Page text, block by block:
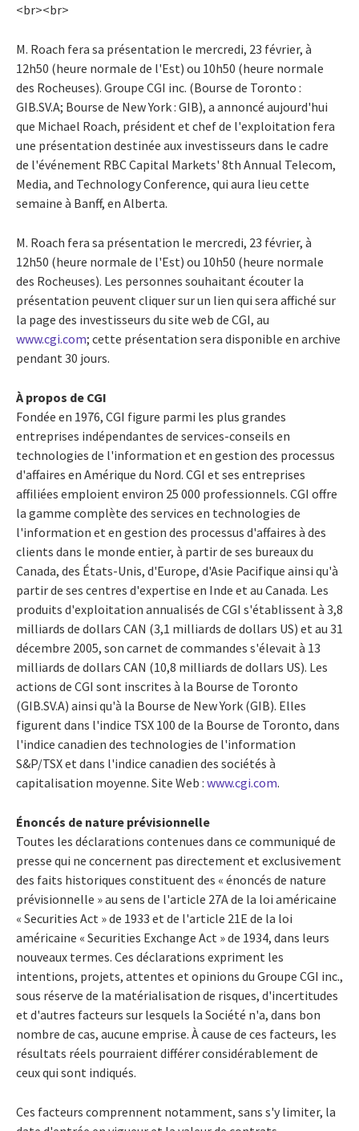
<br><br>
M. Roach fera sa présentation le mercredi, 23 février, à
12h50 (heure normale de l'Est) ou 10h50 (heure normale
des Rocheuses). Groupe CGI inc. (Bourse de Toronto :
GIB.SV.A; Bourse de New York : GIB), a annoncé aujourd'hui
que Michael Roach, président et chef de l'exploitation fera
une présentation destinée aux investisseurs dans le cadre
de l'événement RBC Capital Markets' 8th Annual Telecom,
Media, and Technology Conference, qui aura lieu cette
semaine à Banff, en Alberta.
M. Roach fera sa présentation le mercredi, 23 février, à
12h50 (heure normale de l'Est) ou 10h50 (heure normale
des Rocheuses). Les personnes souhaitant écouter la
présentation peuvent cliquer sur un lien qui sera affiché sur
la page des investisseurs du site web de CGI, au
www.cgi.com; cette présentation sera disponible en archive
pendant 30 jours.
À propos de CGI
Fondée en 1976, CGI figure parmi les plus grandes
entreprises indépendantes de services-conseils en
technologies de l'information et en gestion des processus
d'affaires en Amérique du Nord. CGI et ses entreprises
affiliées emploient environ 25 000 professionnels. CGI offre
la gamme complète des services en technologies de
l'information et en gestion des processus d'affaires à des
clients dans le monde entier, à partir de ses bureaux du
Canada, des États-Unis, d'Europe, d'Asie Pacifique ainsi qu'à
partir de ses centres d'expertise en Inde et au Canada. Les
produits d'exploitation annualisés de CGI s'établissent à 3,8
milliards de dollars CAN (3,1 milliards de dollars US) et au 31
décembre 2005, son carnet de commandes s'élevait à 13
milliards de dollars CAN (10,8 milliards de dollars US). Les
actions de CGI sont inscrites à la Bourse de Toronto
(GIB.SV.A) ainsi qu'à la Bourse de New York (GIB). Elles
figurent dans l'indice TSX 100 de la Bourse de Toronto, dans
l'indice canadien des technologies de l'information
S&P/TSX et dans l'indice canadien des sociétés à
capitalisation moyenne. Site Web : www.cgi.com.
Énoncés de nature prévisionnelle
Toutes les déclarations contenues dans ce communiqué de
presse qui ne concernent pas directement et exclusivement
des faits historiques constituent des « énoncés de nature
prévisionnelle » au sens de l'article 27A de la loi américaine
« Securities Act » de 1933 et de l'article 21E de la loi
américaine « Securities Exchange Act » de 1934, dans leurs
nouveaux termes. Ces déclarations expriment les
intentions, projets, attentes et opinions du Groupe CGI inc.,
sous réserve de la matérialisation de risques, d'incertitudes
et d'autres facteurs sur lesquels la Société n'a, dans bon
nombre de cas, aucune emprise. À cause de ces facteurs, les
résultats réels pourraient différer considérablement de
ceux qui sont indiqués.
Ces facteurs comprennent notamment, sans s'y limiter, la